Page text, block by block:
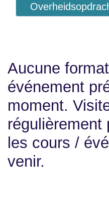
Aucune
événement
moment.
régulièrement
les cours /
venir.